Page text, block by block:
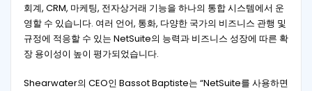
회계, CRM, 마케팅, 전자상거래 기능을 하나의 통합 시스템에서 운
영할 수 있습니다. 여러 언어, 통화, 다양한 국가의 비즈니스 관행 및
규정에 적응할 수 있는 NetSuite의 능력과 비즈니스 성장에 따른 확
장 용이성이 높이 평가되었습니다.
Shearwater의 CEO인 Bassot Baptiste는 “NetSuite를 사용하면